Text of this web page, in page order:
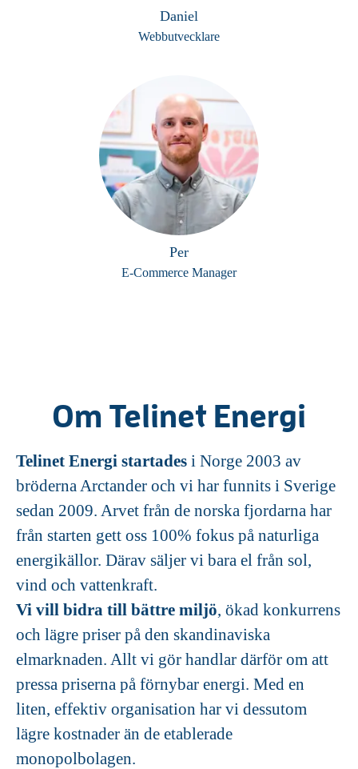
Daniel
Webbutvecklare
Per
E-Commerce Manager
Om Telinet Energi
Telinet Energi startades i Norge 2003 av
bröderna Arctander och vi har funnits i Sverige
sedan 2009. Arvet från de norska fjordarna har
från starten gett oss 100% fokus på naturliga
energikällor. Därav säljer vi bara el från sol,
vind och vattenkraft.
Vi vill bidra till bättre miljö, ökad konkurrens
och lägre priser på den skandinaviska
elmarknaden. Allt vi gör handlar därför om att
pressa priserna på förnybar energi. Med en
liten, effektiv organisation har vi dessutom
lägre kostnader än de etablerade
monopolbolagen.